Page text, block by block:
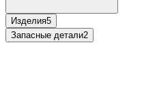
Изделия5
Запасные детали2